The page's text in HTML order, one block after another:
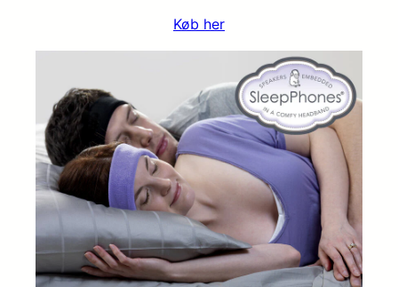
Køb her